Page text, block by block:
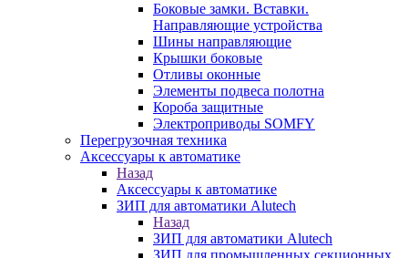
Боковые замки. Вставки.
Направляющие устройства
Шины направляющие
Крышки боковые
Отливы оконные
Элементы подвеса полотна
Короба защитные
Электроприводы SOMFY
Перегрузочная техника
Аксессуары к автоматике
Назад
Аксессуары к автоматике
ЗИП для автоматики Alutech
Назад
ЗИП для автоматики Alutech
ЗИП для промышленных секционных